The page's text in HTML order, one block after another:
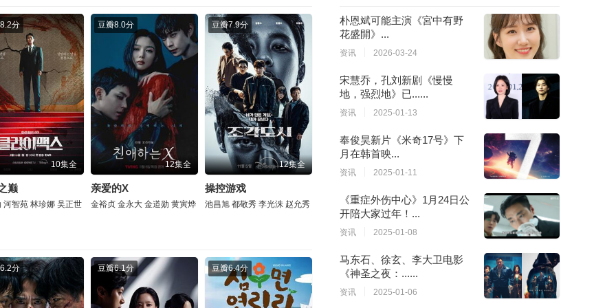
8.2分
10集全
巅
河智苑 林珍娜 吴正世
豆瓣8.0分
12集全
亲爱的X
金裕贞 金永大 金道勋 黄寅烨
豆瓣7.9分
12集全
操控游戏
池昌旭 都敬秀 李光洙 赵允秀
6.2分 豆瓣6.1分 豆瓣6.4分
朴恩斌可能主演《宮中有野
花盛開》...
资讯 2026-03-24
宋慧乔，孔刘新剧《慢慢
地，强烈地》已......
资讯 2025-01-13
奉俊昊新片《米奇17号》下
月在韩首映...
资讯 2025-01-11
《重症外伤中心》1月24日公
开陪大家过年！...
资讯 2025-01-08
马东石、徐玄、李大卫电影
《神圣之夜：......
资讯 2025-01-06